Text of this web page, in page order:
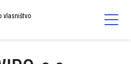
vlasništvo